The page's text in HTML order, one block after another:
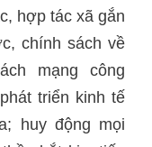
hợp tác xã gắn
chính sách về
mạng công
triển kinh tế
huy động mọi